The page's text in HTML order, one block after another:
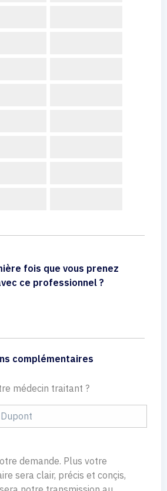
fois que vous prenez
ce professionnel ?
complémentaires
médecin traitant ?
demande. Plus votre
sera clair, précis et conçis,